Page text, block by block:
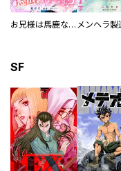
お兄様は馬鹿なんですか？～地味王女は婚約破棄に巻き込まれる～
SF